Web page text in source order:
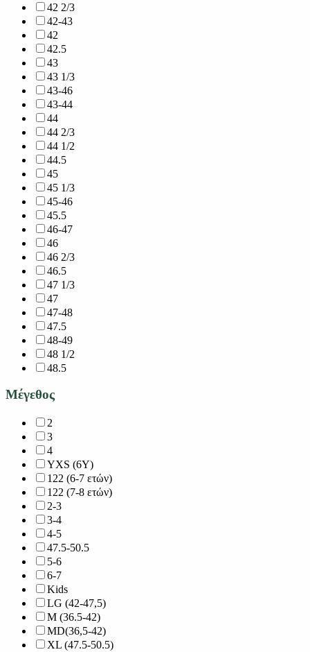
42 2/3
42-43
42
42.5
43
43 1/3
43-46
43-44
44
44 2/3
44 1/2
44.5
45
45 1/3
45-46
45.5
46-47
46
46 2/3
46.5
47 1/3
47
47-48
47.5
48-49
48 1/2
48.5
Μέγεθος
2
3
4
YXS (6Y)
122 (6-7 ετών)
122 (7-8 ετών)
2-3
3-4
4-5
47.5-50.5
5-6
6-7
Kids
LG (42-47,5)
M (36.5-42)
MD(36,5-42)
XL (47.5-50.5)